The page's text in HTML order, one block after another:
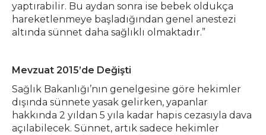
yaptırabilir. Bu aydan sonra ise bebek oldukça
hareketlenmeye başladığından genel anestezi
altında sünnet daha sağlıklı olmaktadır.”
Mevzuat 2015’de Değişti
Sağlık Bakanlığı’nın genelgesine göre hekimler
dışında sünnete yasak gelirken, yapanlar
hakkında 2 yıldan 5 yıla kadar hapis cezasıyla dava
açılabilecek. Sünnet, artık sadece hekimler